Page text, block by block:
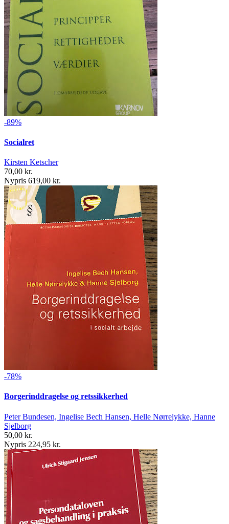
-89%
Socialret
Kirsten Ketscher
70,00 kr.
Nypris 619,00 kr.
-78%
Borgerinddragelse og retssikkerhed
Peter Bundesen, Ingelise Bech Hansen, Helle Nørrelykke, Hanne
Sjelborg
50,00 kr.
Nypris 224,95 kr.